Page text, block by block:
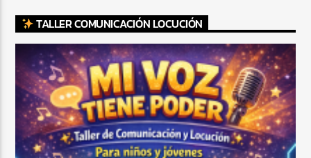
TALLER COMUNICACIÓN LOCUCIÓN